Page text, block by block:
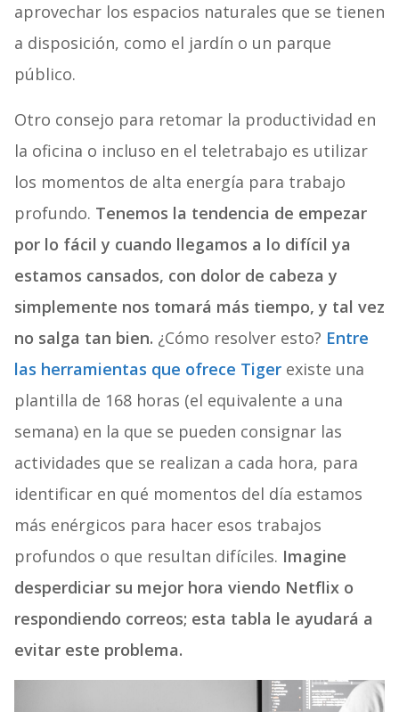
aprovechar los espacios naturales que se tienen
a disposición, como el jardín o un parque
público.
Otro consejo para retomar la productividad en
la oficina o incluso en el teletrabajo es utilizar
los momentos de alta energía para trabajo
profundo. Tenemos la tendencia de empezar
por lo fácil y cuando llegamos a lo difícil ya
estamos cansados, con dolor de cabeza y
simplemente nos tomará más tiempo, y tal vez
no salga tan bien. ¿Cómo resolver esto? Entre
las herramientas que ofrece Tigerexiste una
plantilla de 168 horas (el equivalente a una
semana) en la que se pueden consignar las
actividades que se realizan a cada hora, para
identificar en qué momentos del día estamos
más enérgicos para hacer esos trabajos
profundos o que resultan difíciles. Imagine
desperdiciar su mejor hora viendo Netflix o
respondiendo correos; esta tabla le ayudará a
evitar este problema.